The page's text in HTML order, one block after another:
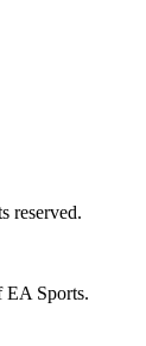
reserved.
EA Sports.